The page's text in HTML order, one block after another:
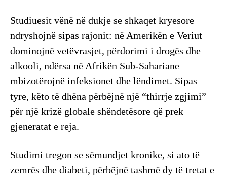
Studiuesit vënë në dukje se shkaqet kryesore
ndryshojnë sipas rajonit: në Amerikën e Veriut
dominojnë vetëvrasjet, përdorimi i drogës dhe
alkooli, ndërsa në Afrikën Sub-Sahariane
mbizotërojnë infeksionet dhe lëndimet. Sipas
tyre, këto të dhëna përbëjnë një “thirrje zgjimi”
për një krizë globale shëndetësore që prek
gjeneratat e reja.
Studimi tregon se sëmundjet kronike, si ato të
zemrës dhe diabeti, përbëjnë tashmë dy të tretat e